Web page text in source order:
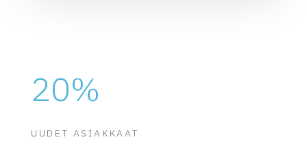
20%
UUDET ASIAKKAAT